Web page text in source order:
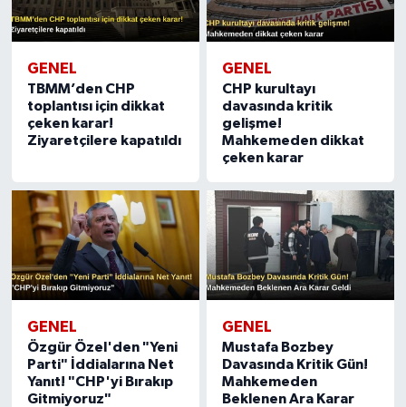
GENEL
TBMM’den CHP
toplantısı için dikkat
çeken karar!
Ziyaretçilere kapatıldı
GENEL
CHP kurultayı
davasında kritik
gelişme!
Mahkemeden dikkat
çeken karar
GENEL
Özgür Özel'den "Yeni
Parti" İddialarına Net
Yanıt! "CHP'yi Bırakıp
Gitmiyoruz"
GENEL
Mustafa Bozbey
Davasında Kritik Gün!
Mahkemeden
Beklenen Ara Karar